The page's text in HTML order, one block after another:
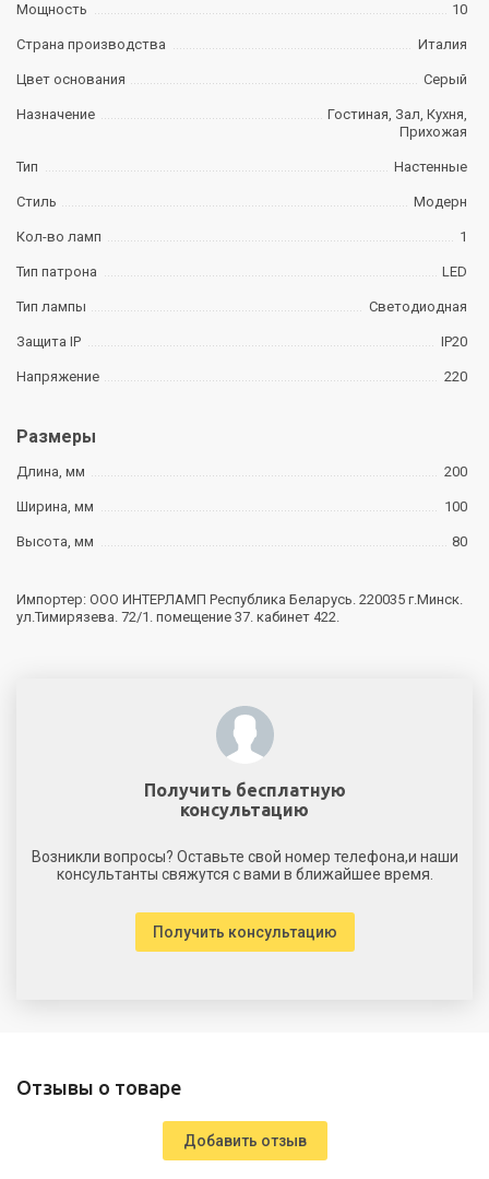
Мощность 10
Страна производства Италия
Цвет основания Серый
Назначение
Гостиная, Зал, Кухня,
Прихожая
Тип Настенные
Стиль Модерн
Кол-во ламп 1
Тип патрона LED
Тип лампы Светодиодная
Защита IP IP20
Напряжение 220
Размеры
Длина, мм 200
Ширина, мм 100
Высота, мм 80
Импортер: ООО ИНТЕРЛАМП Республика Беларусь. 220035 г.Минск.
ул.Тимирязева. 72/1. помещение 37. кабинет 422.
Получить бесплатную
консультацию
Возникли вопросы? Оставьте свой номер телефона,и наши
консультанты свяжутся с вами в ближайшее время.
Получить консультацию
Отзывы о товаре
Добавить отзыв